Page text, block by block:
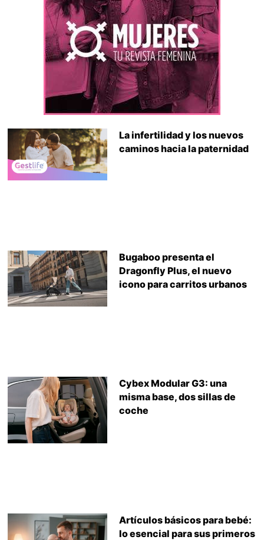
La infertilidad y los nuevos
caminos hacia la paternidad
Bugaboo presenta el
Dragonfly Plus, el nuevo
icono para carritos urbanos
Cybex Modular G3: una
misma base, dos sillas de
coche
Artículos básicos para bebé:
lo esencial para sus primeros